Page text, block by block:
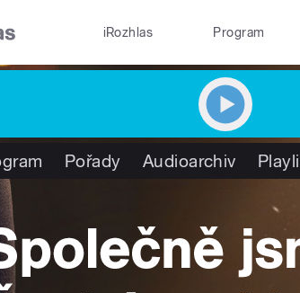
iRozhlas Program
Pořady Audioarchiv